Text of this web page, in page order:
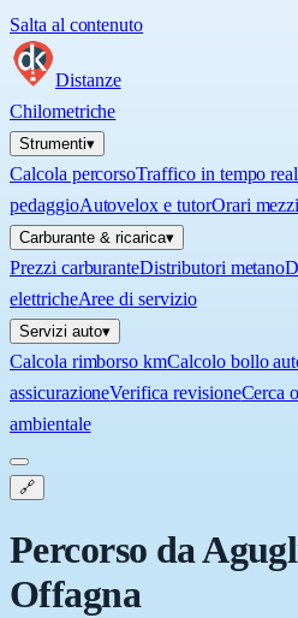
Salta al contenuto
Distanze
Chilometriche
Strumenti▾
Calcola percorsoTraffico in tempo
pedaggioAutovelox e tutorOrari
Carburante & ricarica▾
Prezzi carburanteDistributori metano
elettricheAree di servizio
Servizi auto▾
Calcola rimborso kmCalcolo bollo
assicurazioneVerifica revisioneCerca
ambientale
🔗
Percorso da
Offagna